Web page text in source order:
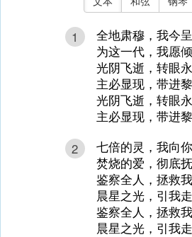
1
全地肃穆，我今
为这一代，我愿倾
光阴飞逝，转眼
主必显现，带进黎
光阴飞逝，转眼
主必显现，带进黎
2
七倍的灵，我向
焚烧的爱，彻底抚
鉴察全人，拯救
晨星之光，引我走
鉴察全人，拯救
晨星之光，引我走